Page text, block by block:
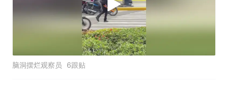
脑洞摆烂观察员 6跟贴